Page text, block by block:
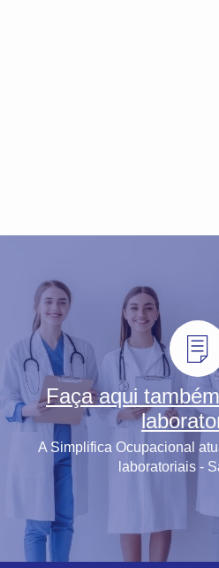
Faça aqui
A Simplifica Ocupacional
laboratoriais -